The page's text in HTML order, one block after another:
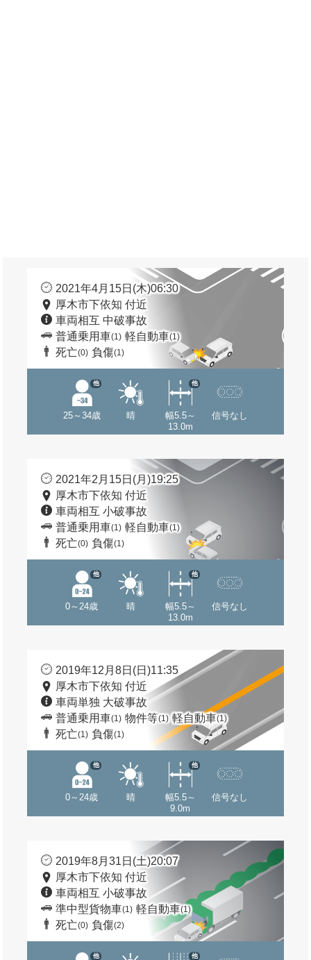
2021年4月15日(木)06:30
厚木市下依知 付近
車両相互 中破事故
普通乗用車(1) 軽自動車(1)
死亡(0) 負傷(1)
25～34歳
他
晴
幅5.5～
13.0m
他
信号なし
2021年2月15日(月)19:25
厚木市下依知 付近
車両相互 小破事故
普通乗用車(1) 軽自動車(1)
死亡(0) 負傷(1)
0～24歳
他
晴
幅5.5～
13.0m
他
信号なし
2019年12月8日(日)11:35
厚木市下依知 付近
車両単独 大破事故
普通乗用車(1) 物件等(1) 軽自動車(1)
死亡(1) 負傷(1)
0～24歳
他
晴
幅5.5～
9.0m
他
信号なし
2019年8月31日(土)20:07
厚木市下依知 付近
車両相互 小破事故
準中型貨物車(1) 軽自動車(1)
死亡(0) 負傷(2)
他 他